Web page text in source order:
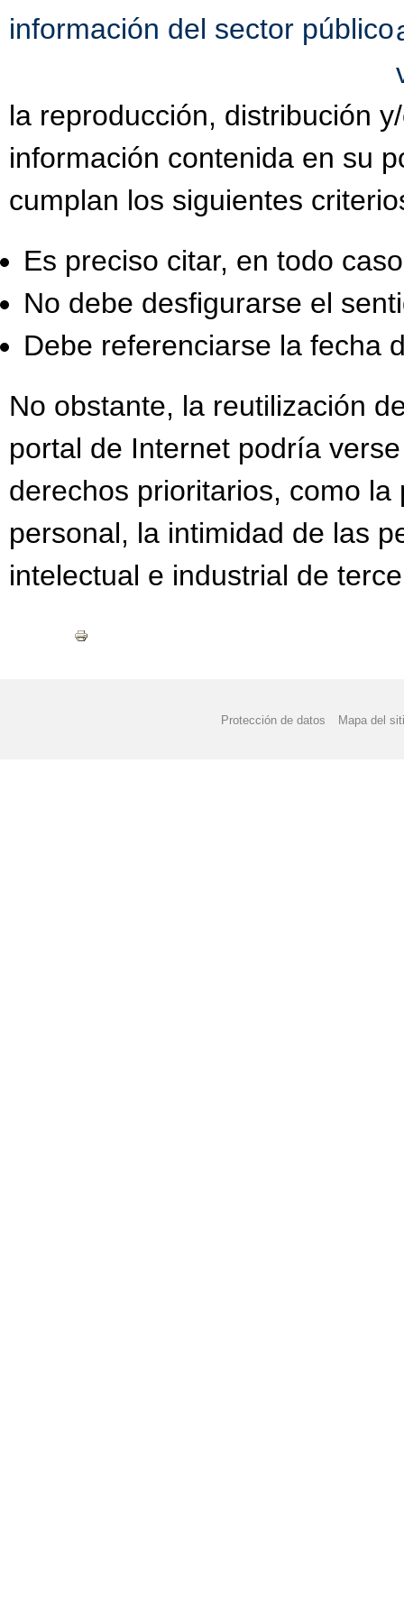
información del sector público
la reproducción, distribución
información contenida en su
cumplan los siguientes
Es preciso citar, en todo
No debe desfigurarse el
Debe referenciarse la fecha
No obstante, la reutilización
portal de Internet podría
derechos prioritarios, como
personal, la intimidad de las
intelectual e industrial de
Protección de datos Mapa del